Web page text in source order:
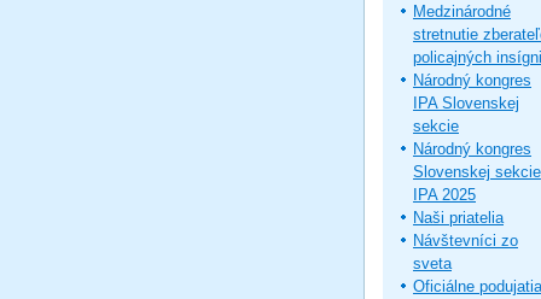
Medzinárodné
stretnutie
policajných
Národný kongres
IPA Slovenskej
sekcie
Národný kongres
Slovenskej sekcie
IPA 2025
Naši priatelia
Návštevníci zo
sveta
Oficiálne